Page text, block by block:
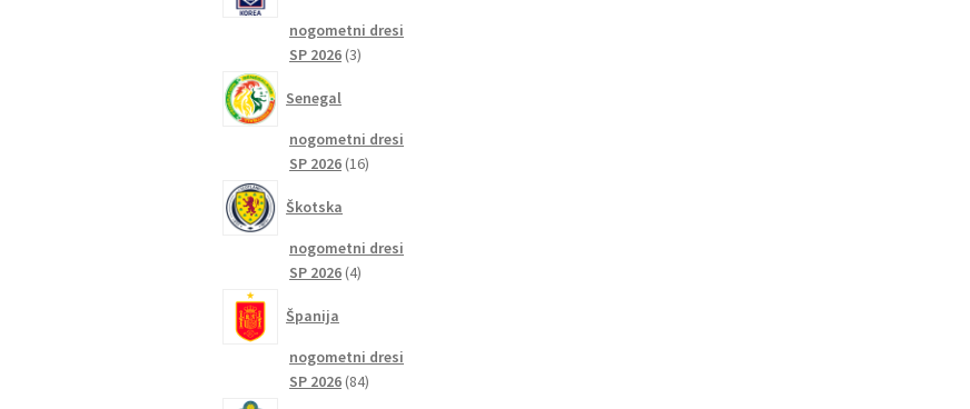
nogometni dresi
SP 2026 33
Senegal
nogometni dresi
SP 2026 1616
Škotska
nogometni dresi
SP 2026 44
Španija
nogometni dresi
SP 2026 8484